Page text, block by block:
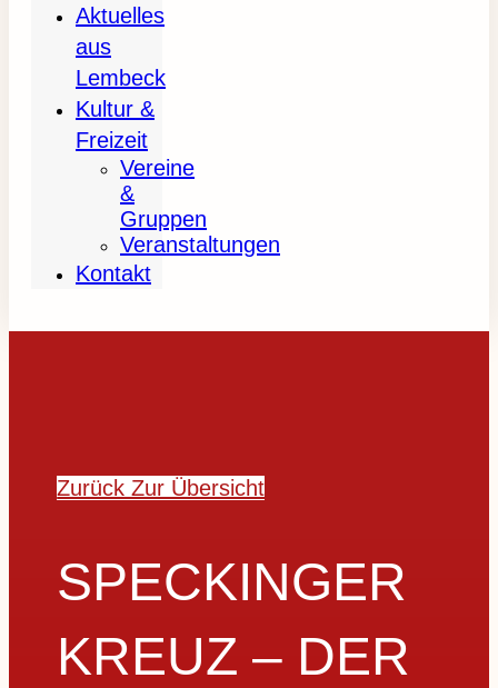
Aktuelles
aus
Lembeck
Kultur &
Freizeit
Vereine
&
Gruppen
Veranstaltungen
Kontakt
Zurück Zur Übersicht
SPECKINGER
KREUZ – DER